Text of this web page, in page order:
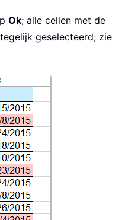
Ok; alle cellen met de
geselecteerd; zie